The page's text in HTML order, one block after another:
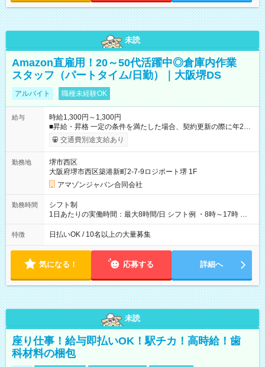
未読
Amazon直雇用！20～50代活躍中◎倉庫内作業
スタッフ（パートタイム/日勤）｜大阪堺DS
アルバイト 職種未経験OK
給与
時給1,300円～1,300円
■昇給・昇格 一定の条件を満たした場合、契約更新の際に年2回
まで昇給の機会があります。 ■正社員登用制度あり ※月末締/翌
月25日支払い ※時間外手当、別途支給 ※深夜割増賃金 (22:00～
☆Amazon直雇用で安定して働けます！ 【試用期間】試用期間
あり 試用期間の長さ：1週間 雇用形態、給与は本採用時と同じ
です。
交通費別途支給あり
勤務地
堺市西区
大阪府堺市西区築港新町2-7-9ロジポート堺 1F
アマゾンジャパン合同会社
勤務時間
シフト制
1日あたりの実働時間：最大8時間/日 シフト例 ・8時～17時 ・
12時～21時
特徴 日払いOK / 10名以上の大量募集
気になる！ 応募する 詳細へ
未読
座り仕事！給与即払いOK！駅チカ！高時給！歯
科材料の梱包